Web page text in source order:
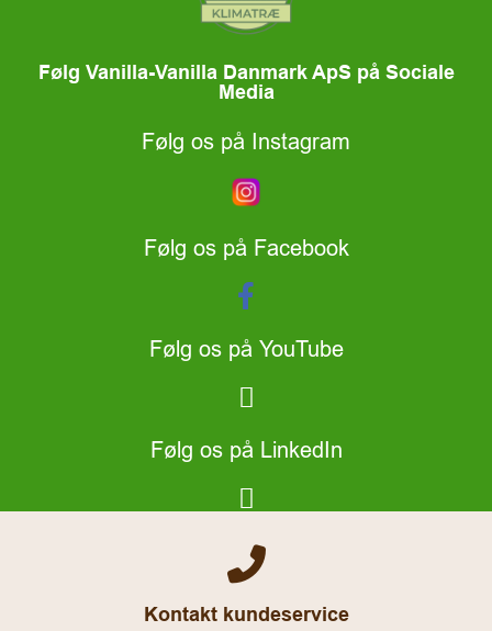
Følg Vanilla-Vanilla Danmark ApS på Sociale
Media
Følg os på Instagram
Følg os på Facebook
Følg os på YouTube
Følg os på LinkedIn
Kontakt kundeservice